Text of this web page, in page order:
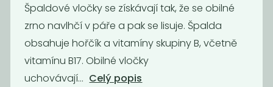
Špaldové vločky se získávají tak, že se obilné
zrno navlhčí v páře a pak se lisuje. Špalda
obsahuje hořčík a vitamíny skupiny B, včetně
vitamínu B17. Obilné vločky
uchovávají... Celý popis